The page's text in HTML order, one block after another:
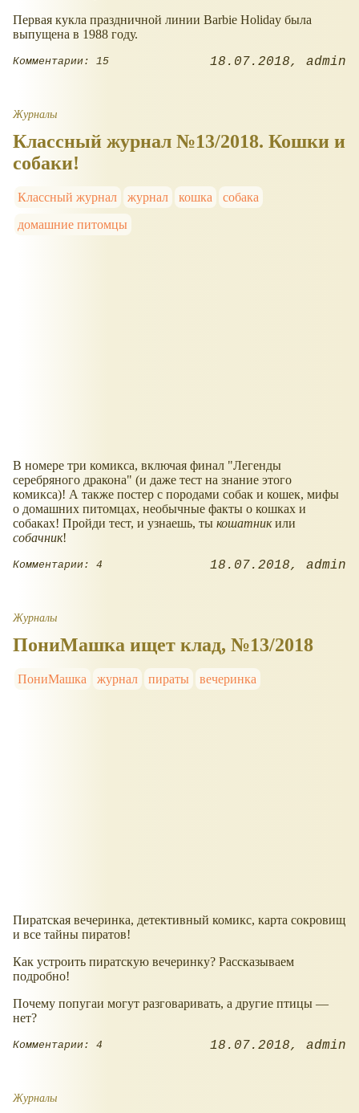
Первая кукла праздничной линии Barbie Holiday была
выпущена в 1988 году.
Комментарии: 15 18.07.2018 admin
Журналы
Классный журнал №13/2018. Кошки и
собаки!
Классный журнал журнал кошка
собака
домашние питомцы
В номере три комикса, включая финал "Легенды
серебряного дракона" (и даже тест на знание этого
комикса)! А также постер с породами собак и кошек, мифы
о домашних питомцах, необычные факты о кошках и
собаках! Пройди тест, и узнаешь, ты кошатникили
собачник!
Комментарии: 4 18.07.2018 admin
Журналы
ПониМашка ищет клад, №13/2018
ПониМашка журнал пираты вечеринка
Пиратская вечеринка, детективный комикс, карта сокровищ
и все тайны пиратов!
Как устроить пиратскую вечеринку? Рассказываем
подробно!
Почему попугаи могут разговаривать, а другие птицы —
нет?
Комментарии: 4 18.07.2018 admin
Журналы